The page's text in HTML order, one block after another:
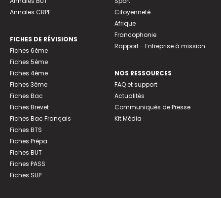
Annales CRPE
FICHES DE RÉVISIONS
Fiches 6ème
Fiches 5ème
Fiches 4ème
Fiches 3ème
Fiches Bac
Fiches Brevet
Fiches Bac Français
Fiches BTS
Fiches Prépa
Fiches BUT
Fiches PASS
Fiches SUP
Citoyenneté
Afrique
Francophonie
Rapport - Entreprise à mission
NOS RESSOURCES
FAQ et support
Actualités
Communiqués de Presse
Kit Média